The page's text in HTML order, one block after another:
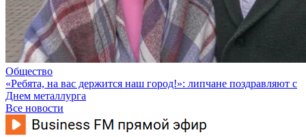
Общество
«Ребята, на вас держится наш город!»: липчане поздравляют с
Днем металлурга
Все новости